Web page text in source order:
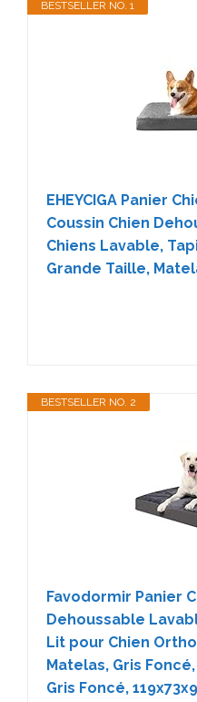
BESTSELLER NO. 1
EHEYCIGA Panier
Coussin Chien
Chiens Lavable,
Grande Taille,
BESTSELLER NO. 2
Favodormir Panier
Dehoussable
Lit pour Chien
Matelas, Gris
Gris Foncé,